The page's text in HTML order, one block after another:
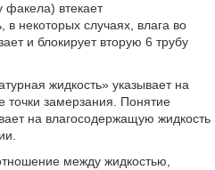
факела) втекает
в некоторых случаях, влага во
и блокирует вторую 6 трубу
жидкость» указывает на
точки замерзания. Понятие
на влагосодержащую жидкость
между жидкостью,